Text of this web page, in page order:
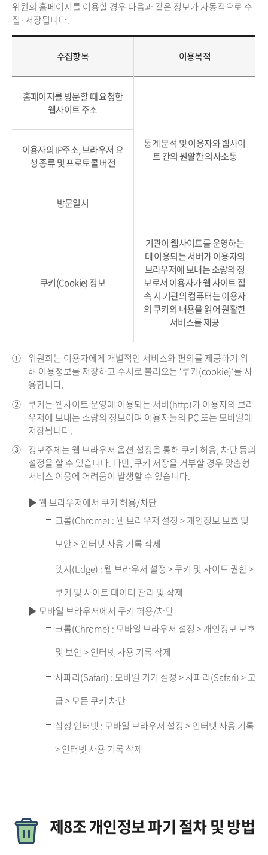
위원회 홈페이지를 이용할 경우 다음과 같은 정보가 자동적으로 수
집·저장됩니다.
수집항목 이용목적
홈페이지를 방문할 때 요청한
웹사이트 주소
통계 분석 및 이용자와 웹사이
트 간의 원활한 의사소통
이용자의 IP주소, 브라우저 요
청 종류 및 프로토콜 버전
방문일시
쿠키(Cookie) 정보
기관이 웹사이트를 운영하는
데 이용되는 서버가 이용자의
브라우저에 보내는 소량의 정
보로서 이용자가 웹 사이트 접
속 시 기관의 컴퓨터는 이용자
의 쿠키의 내용을 읽어 원활한
서비스를 제공
① 위원회는 이용자에게 개별적인 서비스와 편의를 제공하기 위
해 이용정보를 저장하고 수시로 불러오는 ‘쿠키(cookie)’를 사
용합니다.
② 쿠키는 웹사이트 운영에 이용되는 서버(http)가 이용자의 브라
우저에 보내는 소량의 정보이며 이용자들의 PC 또는 모바일에
저장됩니다.
③ 정보주체는 웹 브라우저 옵션 설정을 통해 쿠키 허용, 차단 등의
설정을 할 수 있습니다. 다만, 쿠키 저장을 거부할 경우 맞춤형
서비스 이용에 어려움이 발생할 수 있습니다.
▶ 웹 브라우저에서 쿠키 허용/차단
크롬(Chrome) : 웹 브라우저 설정 > 개인정보 보호 및
보안 > 인터넷 사용 기록 삭제
엣지(Edge) : 웹 브라우저 설정 > 쿠키 및 사이트 권한 >
쿠키 및 사이트 데이터 관리 및 삭제
▶ 모바일 브라우저에서 쿠키 허용/차단
크롬(Chrome) : 모바일 브라우저 설정 > 개인정보 보호
및 보안 > 인터넷 사용 기록 삭제
사파리(Safari) : 모바일 기기 설정 > 사파리(Safari) > 고
급 > 모든 쿠키 차단
삼성 인터넷 : 모바일 브라우저 설정 > 인터넷 사용 기록
> 인터넷 사용 기록 삭제
제8조 개인정보 파기 절차 및 방법